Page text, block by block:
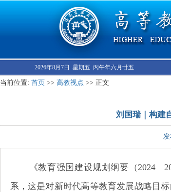
2026年8月7日 星期五 丙午年六月廿五
当前位置: 首页 >> 高教视点 >> 正文
刘国瑞｜构建
发
《教育强国建设规划纲要（
系，这是对新时代高等教育发展战略目